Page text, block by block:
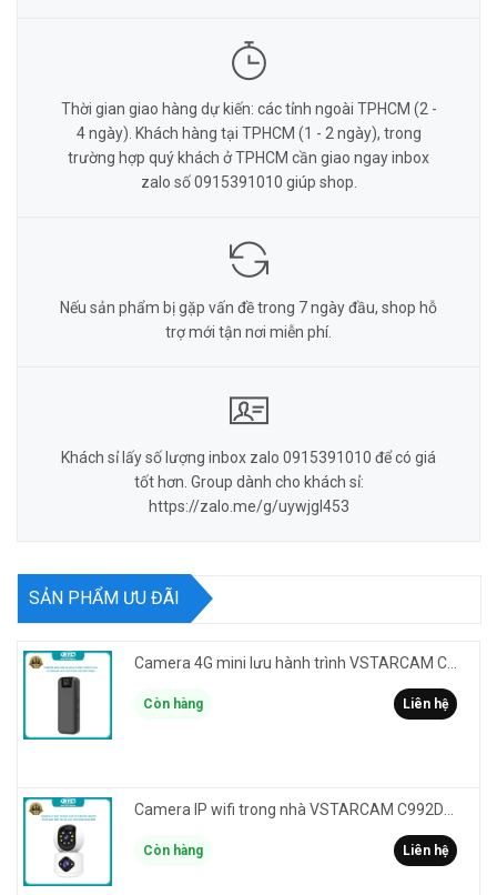
Thời gian giao hàng dự kiến: các tỉnh ngoài TPHCM (2 -
4 ngày). Khách hàng tại TPHCM (1 - 2 ngày), trong
trường hợp quý khách ở TPHCM cần giao ngay inbox
zalo số 0915391010 giúp shop.
Nếu sản phẩm bị gặp vấn đề trong 7 ngày đầu, shop hỗ
trợ mới tận nơi miễn phí.
Khách sỉ lấy số lượng inbox zalo 0915391010 để có giá
tốt hơn. Group dành cho khách sỉ:
https://zalo.me/g/uywjgl453
SẢN PHẨM ƯU ĐÃI
Camera 4G mini lưu hành trình VSTARCAM CB77 phân giải 3MP FullHD 1080P - Action cam quay Vlog
Còn hàng Liên hệ
Còn hàng Liên hệ